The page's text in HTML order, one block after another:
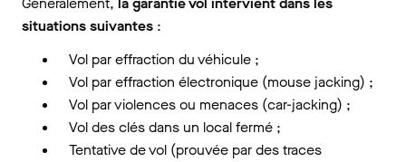
situations suivantes :
Vol par effraction du véhicule ;
Vol par effraction électronique (mouse jacking) ;
Vol par violences ou menaces (car-jacking) ;
Vol des clés dans un local fermé ;
Tentative de vol (prouvée par des traces